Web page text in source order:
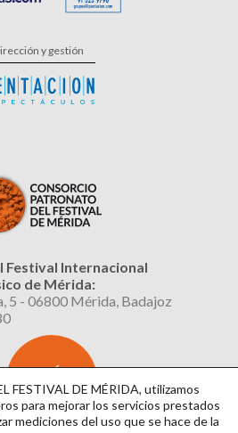
y gestión
Festival Internacional
de Mérida:
5 - 06800 Mérida, Badajoz
SUSCRÍBETE
AL BOLETÍN
FESTIVAL DE MÉRIDA, utilizamos
para mejorar los servicios prestados
mediciones del uso que se hace de la